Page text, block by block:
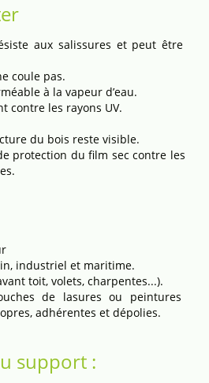
aux salissures et peut être
coule pas.
à la vapeur d’eau.
contre les rayons UV.
du bois reste visible.
protection du film sec contre les
industriel et maritime.
toit, volets, charpentes...).
de lasures ou peintures
adhérentes et dépolies.
support :